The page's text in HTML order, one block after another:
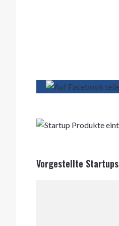
Vorgestellte Startups